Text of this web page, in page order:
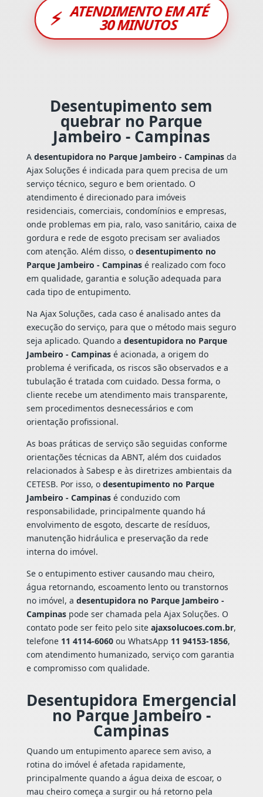
⚡ ATENDIMENTO EM ATÉ
30 MINUTOS
Desentupimento sem
quebrar no Parque
Jambeiro - Campinas
A desentupidora no Parque Jambeiro - Campinasda
Ajax Soluções é indicada para quem precisa de um
serviço técnico, seguro e bem orientado. O
atendimento é direcionado para imóveis
residenciais, comerciais, condomínios e empresas,
onde problemas em pia, ralo, vaso sanitário, caixa de
gordura e rede de esgoto precisam ser avaliados
com atenção. Além disso, o desentupimento no
Parque Jambeiro - Campinasé realizado com foco
em qualidade, garantia e solução adequada para
cada tipo de entupimento.
Na Ajax Soluções, cada caso é analisado antes da
execução do serviço, para que o método mais seguro
seja aplicado. Quando a desentupidora no Parque
Jambeiro - Campinasé acionada, a origem do
problema é verificada, os riscos são observados e a
tubulação é tratada com cuidado. Dessa forma, o
cliente recebe um atendimento mais transparente,
sem procedimentos desnecessários e com
orientação profissional.
As boas práticas de serviço são seguidas conforme
orientações técnicas da ABNT, além dos cuidados
relacionados à Sabesp e às diretrizes ambientais da
CETESB. Por isso, o desentupimento no Parque
Jambeiro - Campinasé conduzido com
responsabilidade, principalmente quando há
envolvimento de esgoto, descarte de resíduos,
manutenção hidráulica e preservação da rede
interna do imóvel.
Se o entupimento estiver causando mau cheiro,
água retornando, escoamento lento ou transtornos
no imóvel, a desentupidora no Parque Jambeiro -
Campinaspode ser chamada pela Ajax Soluções. O
contato pode ser feito pelo site ajaxsolucoes.com.br,
telefone 11 4114-6060ou WhatsApp 11 94153-1856,
com atendimento humanizado, serviço com garantia
e compromisso com qualidade.
Desentupidora Emergencial
no Parque Jambeiro -
Campinas
Quando um entupimento aparece sem aviso, a
rotina do imóvel é afetada rapidamente,
principalmente quando a água deixa de escoar, o
mau cheiro começa a surgir ou há retorno pela